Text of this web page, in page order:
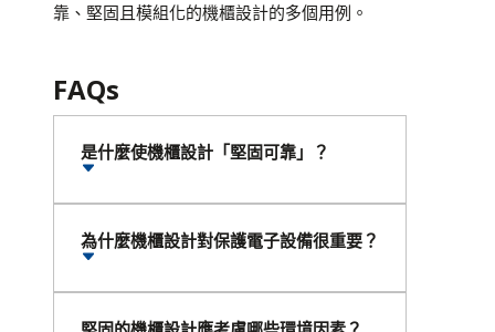
靠、堅固且模組化的機櫃設計的多個用例。
FAQs
是什麼使機櫃設計「堅固可靠」？
為什麼機櫃設計對保護電子設備很重要？